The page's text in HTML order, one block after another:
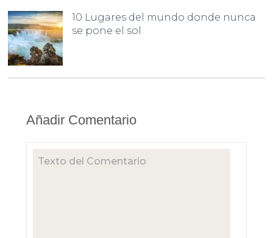
10 Lugares del mundo donde nunca
se pone el sol
Añadir Comentario